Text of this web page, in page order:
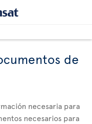
de
necesaria para
necesarios para